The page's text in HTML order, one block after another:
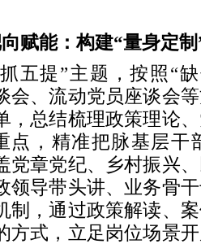
赋能：构建“量身定
五提”主题，按照“
会、流动党员座谈会
，总结梳理政策理论
点，精准把脉基层干
党章党纪、乡村振兴
领导带头讲、业务骨
制，通过政策解读、
方式，立足岗位场景